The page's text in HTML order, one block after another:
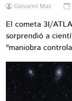
Giovanni Mac
El cometa 3I/
sorprendió a
"maniobra